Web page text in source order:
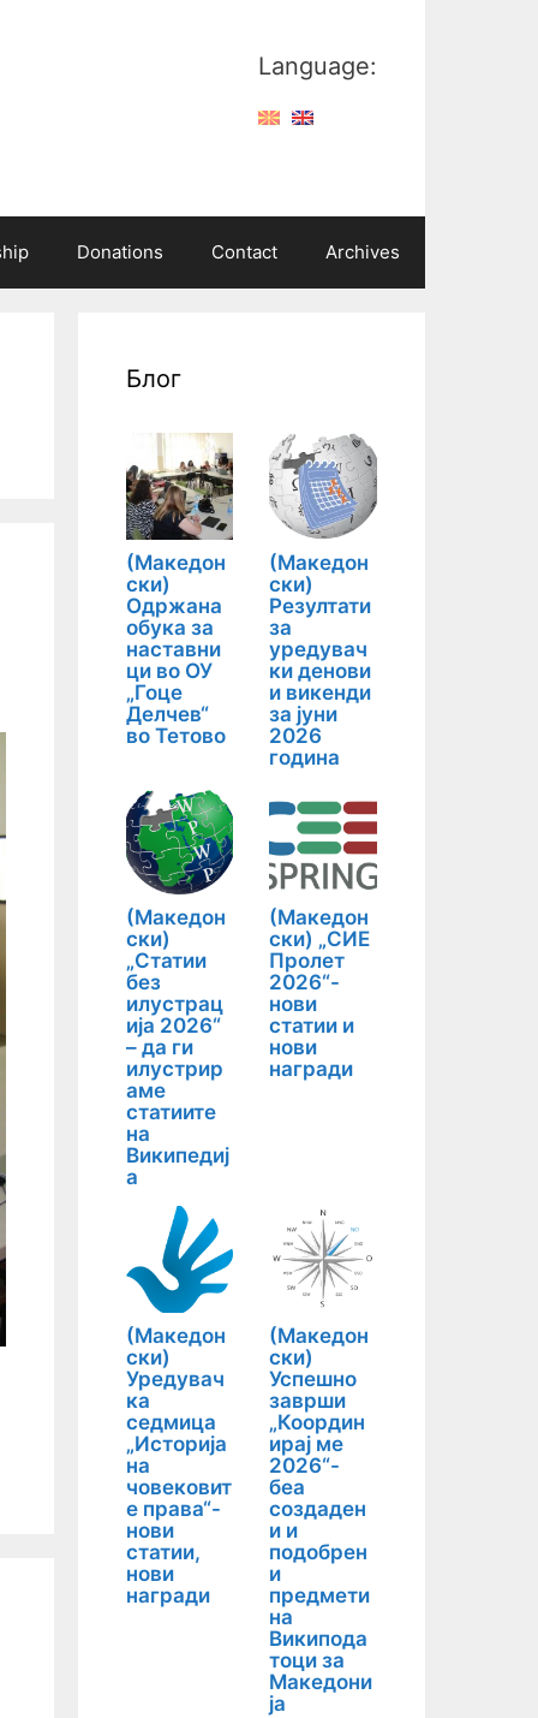
Language:
Donations Contact Archives
Блог
(Македон
ски)
Одржана
обука за
наставни
ци во ОУ
„Гоце
Делчев“
во Тетово
(Македон
ски)
Резултати
за
уредувач
ки денови
и викенди
за јуни
2026
година
(Македон
ски)
„Статии
без
илустрац
ија 2026“
– да ги
илустрир
аме
статиите
на
Википедиј
а
(Македон
ски) „СИЕ
Пролет
2026“-
нови
статии и
нови
награди
(Македон
ски)
Уредувач
ка
седмица
„Историја
на
човековит
е права“-
нови
статии,
нови
награди
(Македон
ски)
Успешно
заврши
„Координ
ирај ме
2026“-
беа
создаден
и и
подобрен
и
предмети
на
Википода
тоци за
Македони
ја